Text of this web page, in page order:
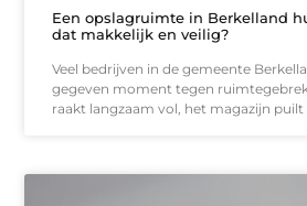
Een opslagruimte in Berkelland
dat makkelijk en veilig?
Veel bedrijven in de gemeente
gegeven moment tegen
raakt langzaam vol, het magazijn puilt